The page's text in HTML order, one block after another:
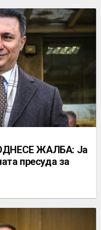
ЖАЛБА: Ја
пресуда за